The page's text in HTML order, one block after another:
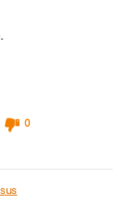
0